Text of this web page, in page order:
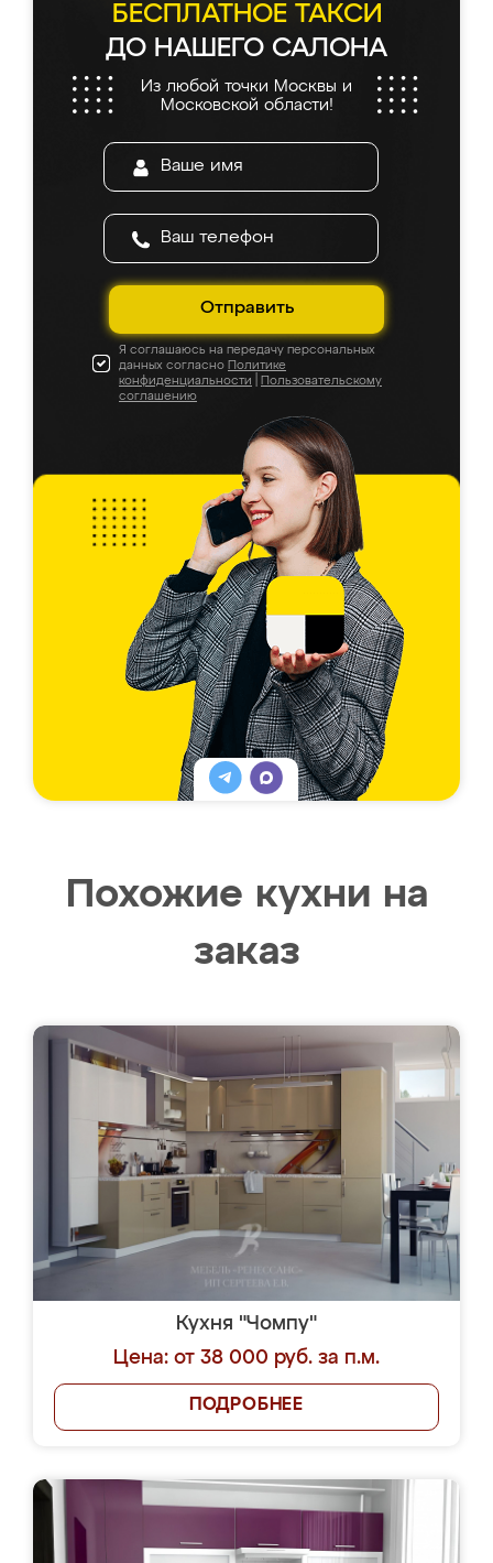
БЕСПЛАТНОЕ ТАКСИ
ДО НАШЕГО САЛОНА
Из любой точки Москвы и
Московской области!
Отправить
Я соглашаюсь на передачу персональных
данных согласно Политике
конфиденциальности
Пользовательскому
соглашению
Похожие кухни на
заказ
Кухня "Чомпу"
Цена: от 38 000 руб. за п.м.
ПОДРОБНЕЕ